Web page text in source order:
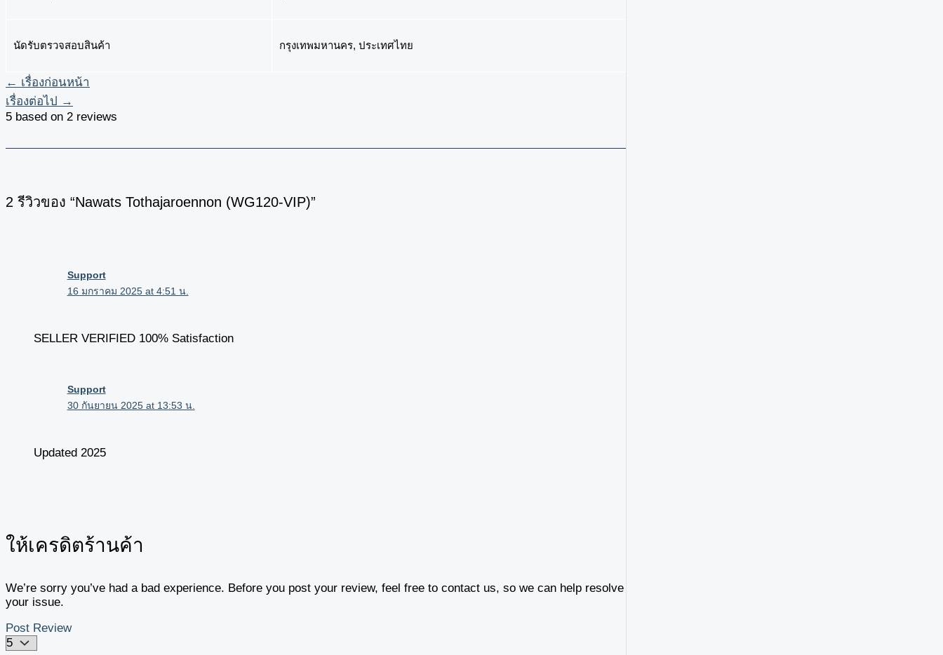
นัดรับตรวจสอบสินค้า กรุงเทพมหานคร, ประเทศไทย
← เรื่องก่อนหน้า
เรื่องต่อไป →
5 based on 2 reviews
2 รีวิวของ “Nawats Tothajaroennon (WG120-VIP)”
Support
16 มกราคม 2025 at 4:51 น.
SELLER VERIFIED 100% Satisfaction
Support
30 กันยายน 2025 at 13:53 น.
Updated 2025
ให้เครดิตร้านค้า
We’re sorry you’ve had a bad experience. Before you post your review, feel free to contact us, so we can help resolve
your issue.
Post Review